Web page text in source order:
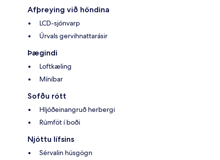
Afþreying við höndina
LCD-sjónvarp
Úrvals gervihnattarásir
Þægindi
Loftkæling
Míníbar
Sofðu rótt
Hljóðeinangruð herbergi
Rúmföt í boði
Njóttu lífsins
Sérvalin húsgögn